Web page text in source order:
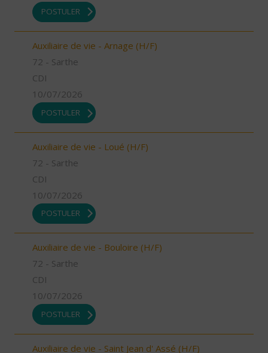
POSTULER
Auxiliaire de vie - Arnage (H/F)
72 - Sarthe
CDI
10/07/2026
POSTULER
Auxiliaire de vie - Loué (H/F)
72 - Sarthe
CDI
10/07/2026
POSTULER
Auxiliaire de vie - Bouloire (H/F)
72 - Sarthe
CDI
10/07/2026
POSTULER
Auxiliaire de vie - Saint Jean d' Assé (H/F)